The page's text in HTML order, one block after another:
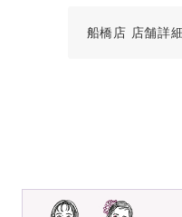
船橋店 店舗詳